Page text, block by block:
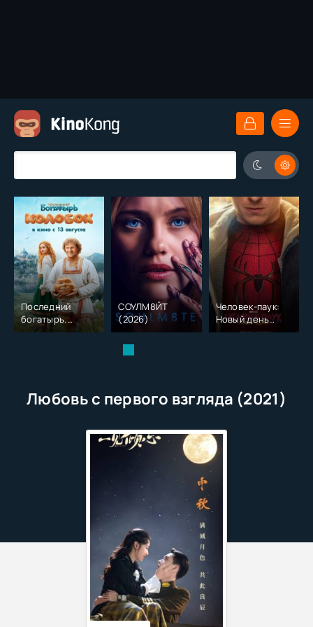
Последний
богатырь.
Колобок (2026)
СОУЛМ8ЙТ
(2026)
Человек-паук:
Новый день
(2026)
Любовь с первого взгляда (2021)